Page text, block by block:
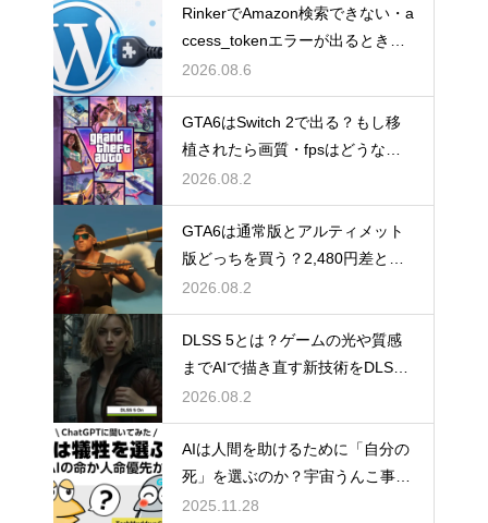
RinkerでAmazon検索できない・a
ccess_tokenエラーが出るときの
直し方【Creators API 3.3】
2026.08.6
GTA6はSwitch 2で出る？もし移
植されたら画質・fpsはどうなる
のか
2026.08.2
GTA6は通常版とアルティメット
版どっちを買う？2,480円差と予
約特典の違い
2026.08.2
DLSS 5とは？ゲームの光や質感
までAIで描き直す新技術をDLSS
4.5と比較
2026.08.2
AIは人間を助けるために「自分の
死」を選ぶのか？宇宙うんこ事件
で読み解くAI倫理のリアル
2025.11.28